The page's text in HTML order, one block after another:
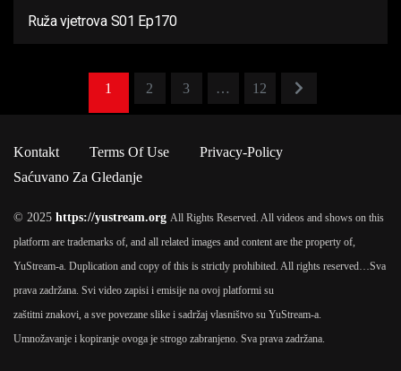
Ruža vjetrova S01 Ep170
1 2 3 … 12
Kontakt Terms Of Use
Privacy-Policy
Saćuvano Za Gledanje
© 2025 https://yustream.org All Rights Reserved. All videos and shows on this
platform are trademarks of, and all related images and content are the property of,
YuStream-a. Duplication and copy of this is strictly prohibited. All rights reserved…Sva
prava zadržana. Svi video zapisi i emisije na ovoj platformi su
zaštitni znakovi, a sve povezane slike i sadržaj vlasništvo su YuStream-a.
Umnožavanje i kopiranje ovoga je strogo zabranjeno. Sva prava zadržana.